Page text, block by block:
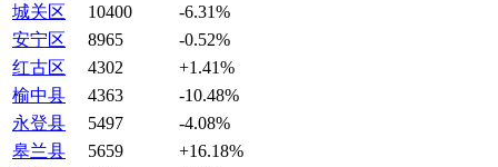
城关区
10400
-6.31%
安宁区
8965
-0.52%
红古区
4302
+1.41%
榆中县
4363
-10.48%
永登县
5497
-4.08%
皋兰县
5659
+16.18%